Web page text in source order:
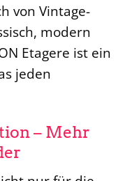
von Vintage-
modern
Etagere ist ein
jeden
– Mehr